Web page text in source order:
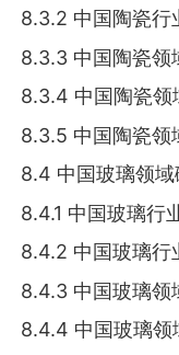
8.3.2 中国陶瓷行
8.3.3 中国陶瓷领
8.3.4 中国陶瓷领
8.3.5 中国陶瓷领
8.4 中国玻璃领
8.4.1 中国玻璃行
8.4.2 中国玻璃行
8.4.3 中国玻璃领
8.4.4 中国玻璃领